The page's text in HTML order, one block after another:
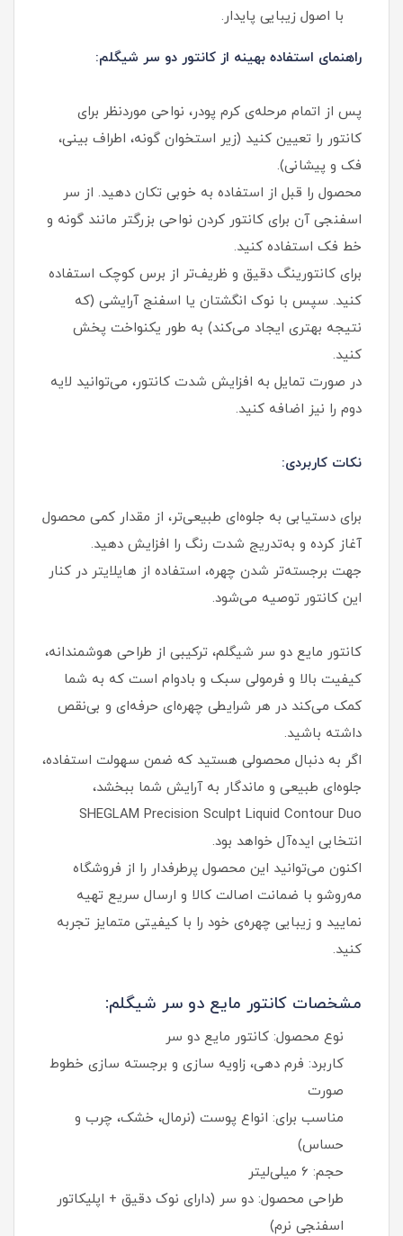
با اصول زیبایی پایدار.
راهنمای استفاده بهینه از کانتور دو سر شیگلم:
پس از اتمام مرحله‌ی کرم پودر، نواحی موردنظر برای
کانتور را تعیین کنید (زیر استخوان گونه، اطراف بینی،
فک و پیشانی).
محصول را قبل از استفاده به خوبی تکان دهید. از سر
اسفنجی آن برای کانتور کردن نواحی بزرگتر مانند گونه و
خط فک استفاده کنید.
برای کانتورینگ دقیق و ظریف‌تر از برس کوچک استفاده
کنید. سپس با نوک انگشتان یا اسفنج آرایشی (که
نتیجه بهتری ایجاد می‌کند) به طور یکنواخت پخش
کنید.
در صورت تمایل به افزایش شدت کانتور، می‌توانید لایه
دوم را نیز اضافه کنید.
نکات کاربردی:
برای دستیابی به جلوه‌ای طبیعی‌تر، از مقدار کمی محصول
آغاز کرده و به‌تدریج شدت رنگ را افزایش دهید.
جهت برجسته‌تر شدن چهره، استفاده از هایلایتر در کنار
این کانتور توصیه می‌شود.
کانتور مایع دو سر شیگلم، ترکیبی از طراحی هوشمندانه،
کیفیت بالا و فرمولی سبک و بادوام است که به شما
کمک می‌کند در هر شرایطی چهره‌ای حرفه‌ای و بی‌نقص
داشته باشید.
اگر به دنبال محصولی هستید که ضمن سهولت استفاده،
جلوه‌ای طبیعی و ماندگار به آرایش شما ببخشد،
SHEGLAM Precision Sculpt Liquid Contour Duo
انتخابی ایده‌آل خواهد بود.
اکنون می‌توانید این محصول پرطرفدار را از فروشگاه
مه‌روشو با ضمانت اصالت کالا و ارسال سریع تهیه
نمایید و زیبایی چهره‌ی خود را با کیفیتی متمایز تجربه
کنید.
مشخصات کانتور مایع دو سر شیگلم:
نوع محصول: کانتور مایع دو سر
کاربرد: فرم‌ دهی، زاویه‌ سازی و برجسته‌ سازی خطوط
صورت
مناسب برای: انواع پوست (نرمال، خشک، چرب و
حساس)
حجم: ۶ میلی‌لیتر
طراحی محصول: دو سر (دارای نوک دقیق + اپلیکاتور
اسفنجی نرم)